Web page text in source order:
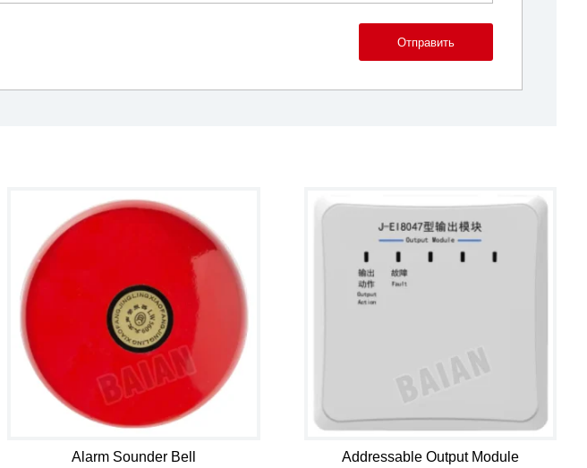
Отправить
Alarm Sounder Bell Addressable Output Module